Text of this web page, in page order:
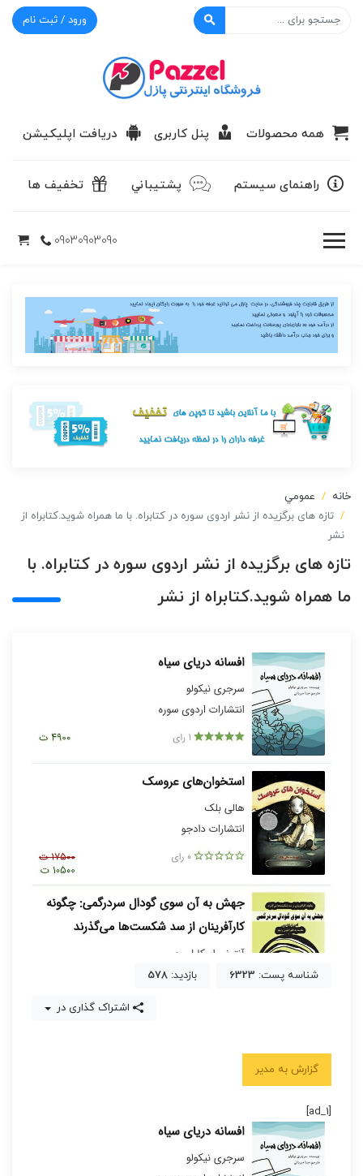
ورود / ثبت نام
همه محصولات پنل کاربری دریافت اپلیکیشن
راهنمای سیستم پشتيباني تخفیف ها
09030903090
خانه
عمومي
تازه های برگزیده از نشر اردوی سوره در کتابراه. با ما همراه شوید.کتابراه از
نشر
تازه های برگزیده از نشر اردوی سوره در کتابراه. با
ما همراه شوید.کتابراه از نشر
شناسه پست: 6323 بازدید: 578
اشتراک گذاری در
گزارش به مدیر
[ad_1]